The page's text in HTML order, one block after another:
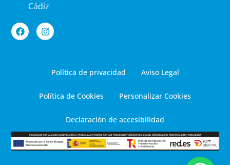
Cádiz
Política de privacidad Aviso Legal
Política de Cookies Personalizar Cookies
Declaración de accesibilidad